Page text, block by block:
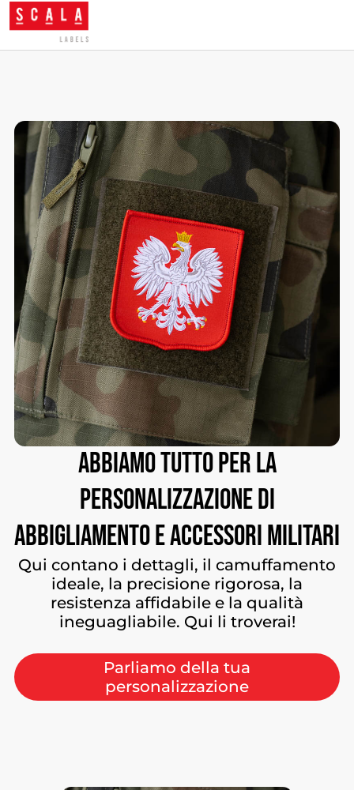
Abbiamotuttoperla
personalizzazionedi
abbigliamentoeaccessorimilitari
Qui contano i dettagli, il camuffamento
ideale, la precisione rigorosa, la
resistenza affidabile e la qualità
ineguagliabile. Qui li troverai!
Parliamo della tua
personalizzazione